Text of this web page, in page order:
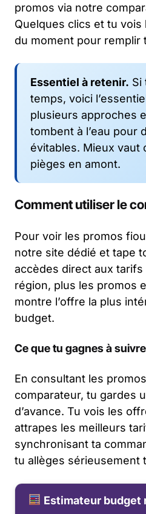
promos via notre
Quelques clics et tu
du moment pour remplir
Essentiel à retenir. Si
temps, voici
plusieurs approches
tombent à l’eau pour
évitables. Mieux vaut
pièges en amont.
Comment utiliser le
Pour voir les promos
notre site dédié et tape
accèdes direct aux tarifs
région, plus les promos
montre l’offre la plus
budget.
Ce que tu gagnes à
En consultant les
comparateur, tu gardes
d’avance. Tu vois les
attrapes les meilleurs
synchronisant ta
tu allèges sérieusement
Estimateur budget